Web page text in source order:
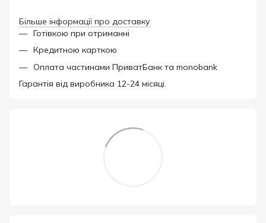
Більше інформації про доставку
Готівкою при отриманні
Кредитною карткою
Оплата частинами ПриватБанк та monobank
Гарантія від виробника 12-24 місяці.